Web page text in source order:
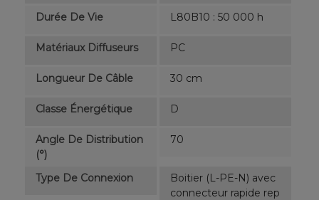
Durée De Vie L80B10 : 50 000 h
Matériaux Diffuseurs PC
Longueur De Câble 30 cm
Classe Énergétique D
Angle De Distribution
(°)
70
Type De Connexion
Boitier (L-PE-N) avec
connecteur rapide rep